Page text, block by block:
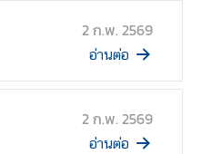
2 ก.พ. 2569
อ่านต่อ
2 ก.พ. 2569
อ่านต่อ